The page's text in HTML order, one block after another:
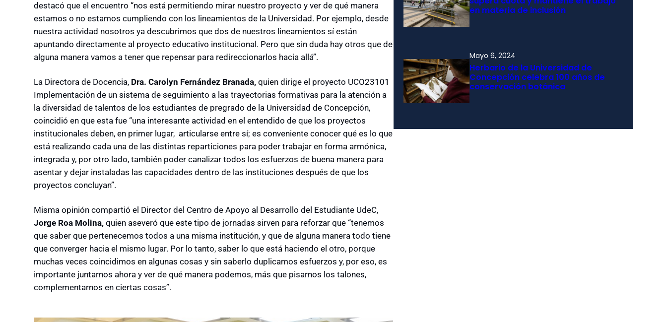
destacó que el encuentro “nos está permitiendo mirar nuestro proyecto y ver de qué manera
estamos o no estamos cumpliendo con los lineamientos de la Universidad. Por ejemplo, desde
nuestra actividad nosotros ya descubrimos que dos de nuestros lineamientos sí están
apuntando directamente al proyecto educativo institucional. Pero que sin duda hay otros que de
alguna manera vamos a tener que repensar para redireccionarlos hacia allá”.
La Directora de Docencia, Dra. Carolyn Fernández Branada, quien dirige el proyecto UCO23101
Implementación de un sistema de seguimiento a las trayectorias formativas para la atención a
la diversidad de talentos de los estudiantes de pregrado de la Universidad de Concepción,
coincidió en que esta fue “una interesante actividad en el entendido de que los proyectos
institucionales deben, en primer lugar, articularse entre sí; es conveniente conocer qué es lo que
está realizando cada una de las distintas reparticiones para poder trabajar en forma armónica,
integrada y, por otro lado, también poder canalizar todos los esfuerzos de buena manera para
asentar y dejar instaladas las capacidades dentro de las instituciones después de que los
proyectos concluyan”.
Misma opinión compartió el Director del Centro de Apoyo al Desarrollo del Estudiante UdeC,
Jorge Roa Molina, quien aseveró que este tipo de jornadas sirven para reforzar que “tenemos
que saber que pertenecemos todos a una misma institución, y que de alguna manera todo tiene
que converger hacia el mismo lugar. Por lo tanto, saber lo que está haciendo el otro, porque
muchas veces coincidimos en algunas cosas y sin saberlo duplicamos esfuerzos y, por eso, es
importante juntarnos ahora y ver de qué manera podemos, más que pisarnos los talones,
complementarnos en ciertas cosas”.
en materia de inclusión
Mayo 6, 2024
Herbario de la Universidad de
Concepción celebra 100 años de
conservación botánica